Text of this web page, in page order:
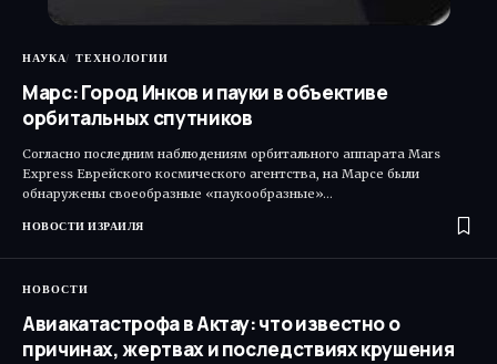
НАУКА ТЕХНОЛОГИИ
Марс: Город Инков и пауки в объективе
орбитальных спутников
Согласно последним наблюдениям орбитального аппарата Mars
Express Еврейского космического агентства, на Марсе были
обнаружены своеобразные «паукообразные»…
НОВОСТИ ИЗРАИЛЯ
НОВОСТИ
Авиакатастрофа в Актау: что известно о
причинах, жертвах и последствиях крушения